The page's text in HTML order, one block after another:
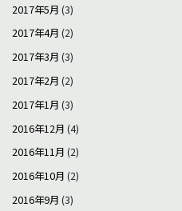
2017年5月 (3)
2017年4月 (2)
2017年3月 (3)
2017年2月 (2)
2017年1月 (3)
2016年12月 (4)
2016年11月 (2)
2016年10月 (2)
2016年9月 (3)